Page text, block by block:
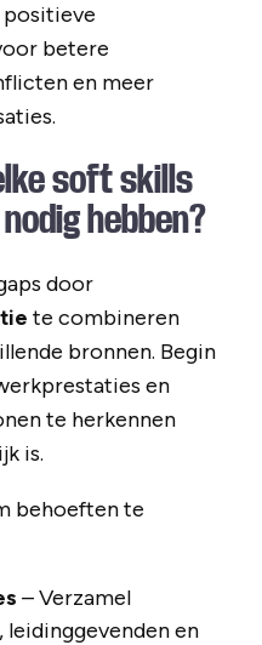
positieve
betere
en meer
soft skills
hebben?
door
te combineren
bronnen. Begin
en
te herkennen
is.
behoeften te
– Verzamel
leidinggevenden en